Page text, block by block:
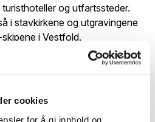
cookies
for å gi innhold og
og utfartssteder.
i stavkirkene og utgravingene
i Vestfold.
at fargen ville komme av seg
tjære til - eller noe som liknet,